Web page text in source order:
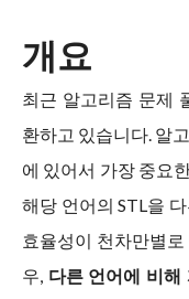
개요
최근 알고리즘 문제
환하고 있습니다. 알
에 있어서 가장 중요
해당 언어의 STL을
효율성이 천차만별
우, 다른 언어에 비해